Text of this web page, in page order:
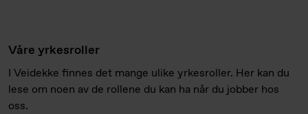
Våre yrkesroller
I Veidekke finnes det mange ulike yrkesroller. Her kan du
lese om noen av de rollene du kan ha når du jobber hos
oss.